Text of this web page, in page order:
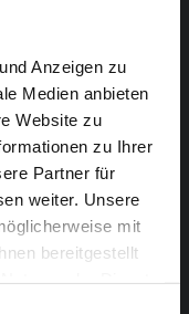
Anzeigen zu
Medien anbieten
Website zu
zu Ihrer
Partner für
weiter. Unsere
mit
bereitgestellt